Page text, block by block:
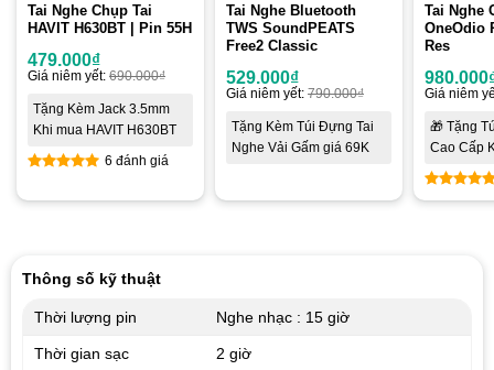
Tai Nghe Chụp Tai
HAVIT H630BT | Pin 55H
479.000₫
Giá niêm yết: 690.000₫
Tặng Kèm Jack 3.5mm
Khi mua HAVIT H630BT
6 đánh giá
Tai Nghe Bluetooth
TWS SoundPEATS
Free2 Classic
529.000₫
Giá niêm yết: 790.000₫
Tặng Kèm Túi Đựng Tai
Nghe Vải Gấm giá 69K
Tai Nghe
OneOdio
Res
5out of
980.000
Giá niêm
🎁 Tặng
Cao Cấp
Thông số kỹ thuật
Thời lượng pin Nghe nhạc : 15 giờ
Thời gian sạc 2 giờ